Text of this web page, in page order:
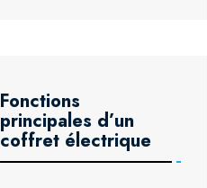
Fonctions
principales d’un
coffret électrique